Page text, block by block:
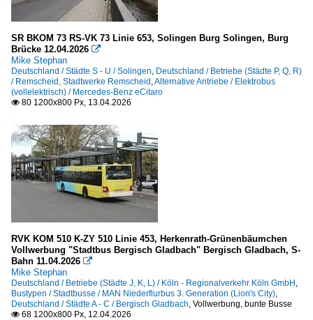
SR BKOM 73 RS-VK 73 Linie 653, Solingen Burg Solingen, Burg
Brücke 12.04.2026 
Mike Stephan
Deutschland / Städte S - U / Solingen, Deutschland / Betriebe (Städte P, Q, R)
/ Remscheid, Stadtwerke Remscheid ,Alternative Antriebe / Elektrobus
(vollelektrisch) / Mercedes-Benz eCitaro
 80 1200x800 Px, 13.04.2026
RVK KOM 510 K-ZY 510 Linie 453, Herkenrath-Grünenbäumchen
Vollwerbung "Stadtbus Bergisch Gladbach" Bergisch Gladbach, S-
Bahn 11.04.2026 
Mike Stephan
Deutschland / Betriebe (Städte J, K, L) / Köln - Regionalverkehr Köln GmbH ,
Bustypen / Stadtbusse / MAN Niederflurbus 3. Generation (Lion's City),
Deutschland / Städte A - C / Bergisch Gladbach, Vollwerbung, bunte Busse
 68 1200x800 Px, 12.04.2026